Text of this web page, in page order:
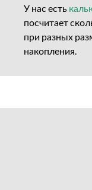
У нас есть
посчитает
при разных
накопления.